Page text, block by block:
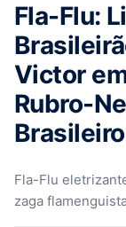
Fla-Flu:
Victor
Rubro-
Fla-Flu
zaga